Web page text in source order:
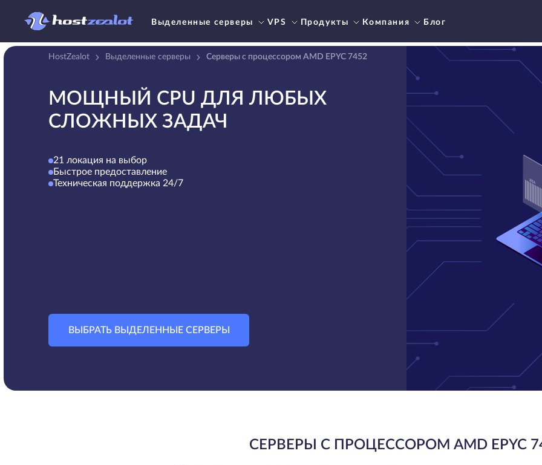
Выделенные серверы VPS Продукты Компания Блог
HostZealot Выделенные серверы Серверы с процессором AMD EPYC 7452
МОЩНЫЙ CPU ДЛЯ ЛЮБЫХ
СЛОЖНЫХ ЗАДАЧ
21 локация на выбор
Быстрое предоставление
Техническая поддержка 24/7
ВЫБРАТЬ ВЫДЕЛЕННЫЕ СЕРВЕРЫ
СЕРВЕРЫ С ПРОЦЕССОРОМ AMD EPYC